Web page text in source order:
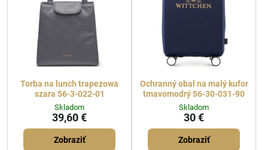
Torba na lunch trapezowa
szara 56-3-022-01
Skladom
39,60 €
Zobraziť
Ochranný obal na malý kufor
tmavomodrý 56-30-031-90
Skladom
30 €
Zobraziť